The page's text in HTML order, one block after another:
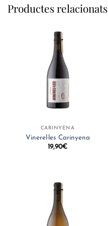
Productes relacionats
CARINYENA
Vinerel·les Carinyena
19,90€